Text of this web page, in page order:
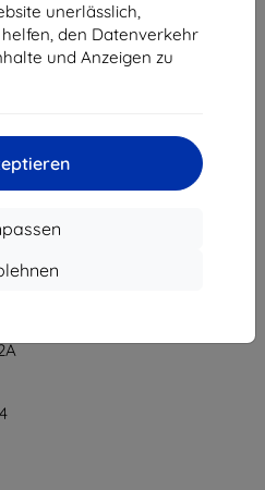
unerlässlich,
den Datenverkehr
und Anzeigen zu
1